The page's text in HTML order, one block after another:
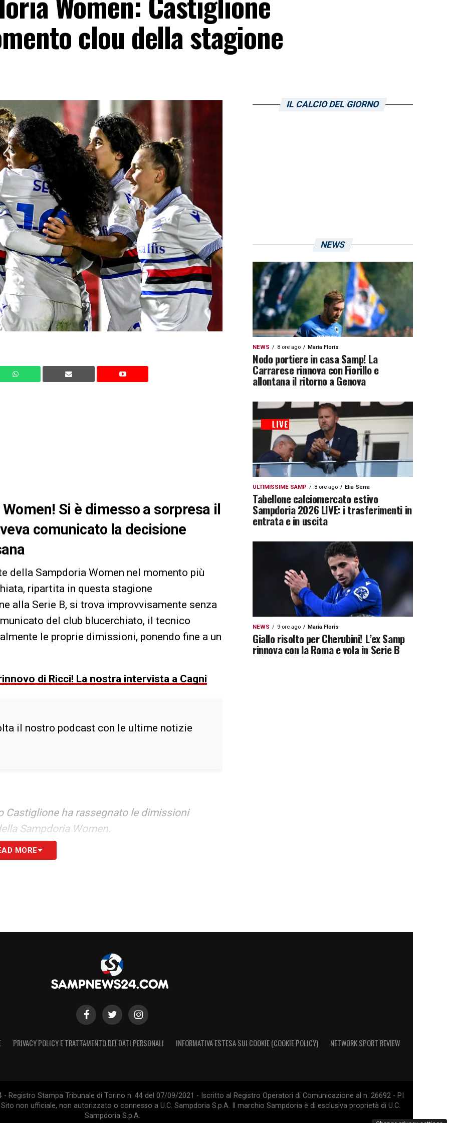
clou della stagione
Si è dimesso a sorpresa il
comunicato la decisione
della Sampdoria Women nel momento più
ripartita in questa stagione
alla Serie B, si trova improvvisamente senza
del club blucerchiato, il tecnico
le proprie dimissioni, ponendo fine a un
di Ricci! La nostra intervista a Cagni
il nostro podcast con le ultime notizie
Castiglione ha rassegnato le dimissioni
Sampdoria Women.
svolto con professionalità e dedizione nel
MORE
IL CALCIO DEL GIORNO
NEWS
NEWS 8 ore ago Maria Floris
Nodo portiere in casa Samp! La
Carrarese rinnova con Fiorillo e
allontana il ritorno a Genova
ULTIMISSIME SAMP 8 ore ago Elia Serra
Tabellone calciomercato estivo
Sampdoria 2026 LIVE: i trasferimenti in
entrata e in uscita
NEWS 9 ore ago Maria Floris
Giallo risolto per Cherubini! L’ex Samp
rinnova con la Roma e vola in Serie B
PRIVACY POLICY E TRATTAMENTO DEI DATI PERSONALI INFORMATIVA ESTESA SUI COOKIE (COOKIE POLICY) NETWORK SPORT REVIEW
Registro Stampa Tribunale di Torino n. 44 del 07/09/2021 - Iscritto al Registro Operatori di Comunicazione al n. 26692 - PI
non ufficiale, non autorizzato o connesso a U.C. Sampdoria S.p.A. Il marchio Sampdoria è di esclusiva proprietà di U.C.
Sampdoria S.p.A.